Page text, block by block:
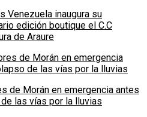
Venezuela inaugura su
edición boutique el C.C
de Araure
de Morán en emergencia antes
las vías por la lluvias